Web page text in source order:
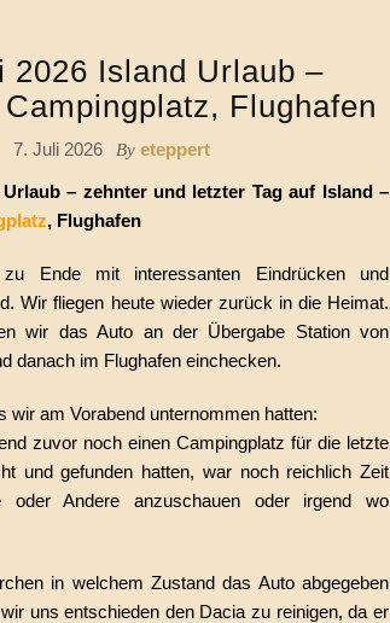
2026 Island Urlaub –
Flughafen
7. Juli 2026 By eteppert
– zehnter und letzter Tag auf Island –
, Flughafen
Ende mit interessanten Eindrücken und
Wir fliegen heute wieder zurück in die Heimat.
wir das Auto an der Übergabe Station von
danach im Flughafen einchecken.
wir am Vorabend unternommen hatten:
zuvor noch einen Campingplatz für die letzte
und gefunden hatten, war noch reichlich Zeit
Andere anzuschauen oder irgend wo
in welchem Zustand das Auto abgegeben
uns entschieden den Dacia zu reinigen, da er